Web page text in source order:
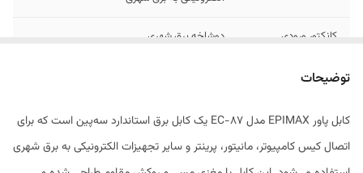
کانکتور ورودی دوشاخه برق شهری
کانکتور خروجی
جنس مغزی سیم مسی با رسانایی بالا
روکش کابل PVC مقاوم در برابر حرارت و پارگی
توضیحات
کابل پاور EPIMAX مدل EC-87 یک کابل برق استاندارد سه‌پین است که برای
اتصال کیس کامپیوتر، مانیتور، پرینتر و سایر تجهیزات الکترونیکی به برق شهری